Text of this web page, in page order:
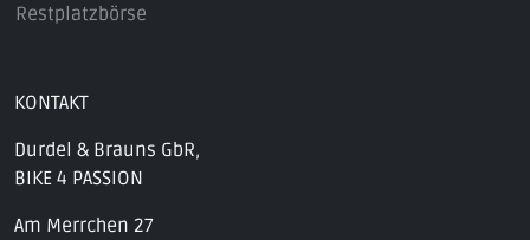
Restplatzbörse
KONTAKT
Durdel & Brauns GbR,
BIKE 4 PASSION
Am Merrchen 27